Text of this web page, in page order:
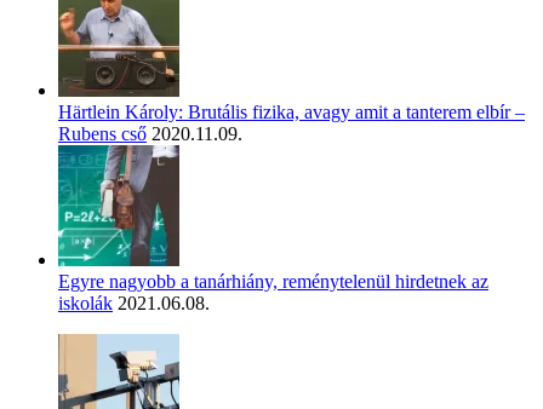
Härtlein Károly: Brutális fizika, avagy amit a tanterem elbír –
Rubens cső 2020.11.09.
Egyre nagyobb a tanárhiány, reménytelenül hirdetnek az
iskolák 2021.06.08.